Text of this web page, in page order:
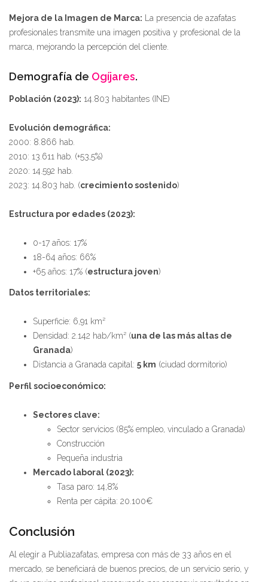
Mejora de la Imagen de Marca: La presencia de azafatas
profesionales transmite una imagen positiva y profesional de la
marca, mejorando la percepción del cliente.
Demografía de Ogíjares.
Población (2023): 14.803 habitantes (INE)
Evolución demográfica:
2000: 8.866 hab.
2010: 13.611 hab. (+53,5%)
2020: 14.592 hab.
2023: 14.803 hab. (crecimiento sostenido)
Estructura por edades (2023):
0-17 años: 17%
18-64 años: 66%
+65 años: 17% (estructura joven)
Datos territoriales:
Superficie: 6,91 km²
Densidad: 2.142 hab/km² (una de las más altas de
Granada)
Distancia a Granada capital: 5 km (ciudad dormitorio)
Perfil socioeconómico:
Sectores clave:
Sector servicios (85% empleo, vinculado a Granada)
Construcción
Pequeña industria
Mercado laboral (2023):
Tasa paro: 14,8%
Renta per cápita: 20.100€
Conclusión
Al elegir a Publiazafatas, empresa con más de 33 años en el
mercado, se beneficiará de buenos precios, de un servicio serio, y